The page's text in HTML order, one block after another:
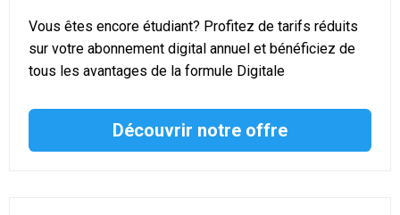
Vous êtes encore étudiant? Profitez de tarifs réduits
sur votre abonnement digital annuel et bénéficiez de
tous les avantages de la formule Digitale
Découvrir notre offre